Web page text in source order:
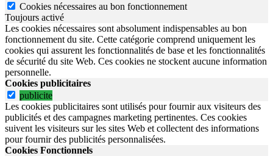
Cookies nécessaires au bon fonctionnement
Toujours activé
Les cookies nécessaires sont absolument indispensables au bon
fonctionnement du site. Cette catégorie comprend uniquement les
cookies qui assurent les fonctionnalités de base et les fonctionnalités
de sécurité du site Web. Ces cookies ne stockent aucune information
personnelle.
Cookies publicitaires
publicite
Les cookies publicitaires sont utilisés pour fournir aux visiteurs des
publicités et des campagnes marketing pertinentes. Ces cookies
suivent les visiteurs sur les sites Web et collectent des informations
pour fournir des publicités personnalisées.
Cookies Fonctionnels